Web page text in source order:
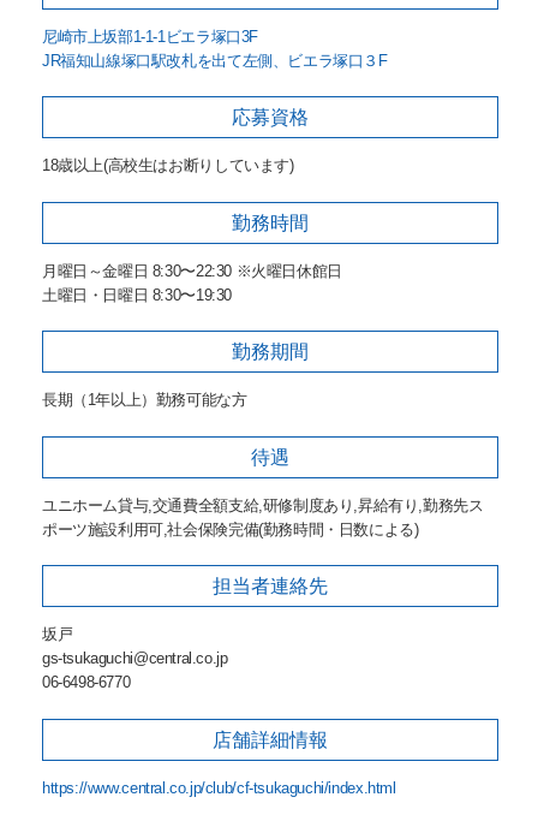
尼崎市上坂部1-1-1ビエラ塚口3F
JR福知山線塚口駅改札を出て左側、ビエラ塚口３F
応募資格
18歳以上(高校生はお断りしています)
勤務時間
月曜日～金曜日 8:30〜22:30 ※火曜日休館日
土曜日・日曜日 8:30〜19:30
勤務期間
長期（1年以上）勤務可能な方
待遇
ユニホーム貸与,交通費全額支給,研修制度あり,昇給有り,勤務先ス
ポーツ施設利用可,社会保険完備(勤務時間・日数による)
担当者連絡先
坂戸
gs-tsukaguchi@central.co.jp
06-6498-6770
店舗詳細情報
https://www.central.co.jp/club/cf-tsukaguchi/index.html